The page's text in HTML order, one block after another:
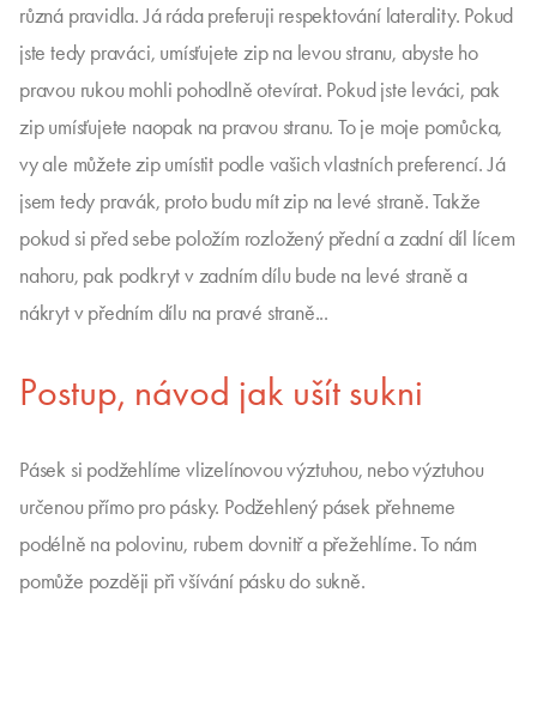
různá pravidla. Já ráda preferuji respektování laterality. Pokud
jste tedy praváci, umísťujete zip na levou stranu, abyste ho
pravou rukou mohli pohodlně otevírat. Pokud jste leváci, pak
zip umísťujete naopak na pravou stranu. To je moje pomůcka,
vy ale můžete zip umístit podle vašich vlastních preferencí. Já
jsem tedy pravák, proto budu mít zip na levé straně. Takže
pokud si před sebe položím rozložený přední a zadní díl lícem
nahoru, pak podkryt v zadním dílu bude na levé straně a
nákryt v předním dílu na pravé straně...
Postup, návod jak ušít sukni
Pásek si podžehlíme vlizelínovou výztuhou, nebo výztuhou
určenou přímo pro pásky. Podžehlený pásek přehneme
podélně na polovinu, rubem dovnitř a přežehlíme. To nám
pomůže později při všívání pásku do sukně.